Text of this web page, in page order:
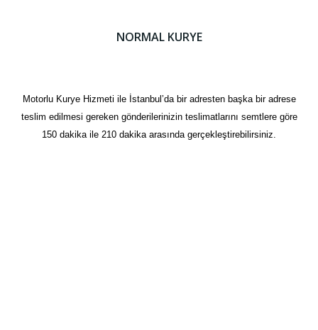
NORMAL KURYE
Motorlu Kurye Hizmeti ile İstanbul’da bir adresten başka bir adrese
teslim edilmesi gereken gönderilerinizin teslimatlarını semtlere göre
150 dakika ile 210 dakika arasında gerçekleştirebilirsiniz.